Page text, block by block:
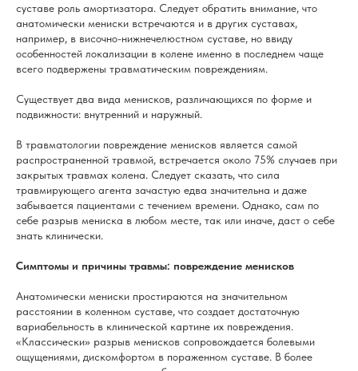
суставе роль амортизатора. Следует обратить внимание, что
анатомически мениски встречаются и в других суставах,
например, в височно-нижнечелюстном суставе, но ввиду
особенностей локализации в колене именно в последнем чаще
всего подвержены травматическим повреждениям.
Существует два вида менисков, различающихся по форме и
подвижности: внутренний и наружный.
В травматологии повреждение менисков является самой
распространенной травмой, встречается около 75% случаев при
закрытых травмах колена. Следует сказать, что сила
травмирующего агента зачастую едва значительна и даже
забывается пациентами с течением времени. Однако, сам по
себе разрыв мениска в любом месте, так или иначе, даст о себе
знать клинически.
Симптомы и причины травмы: повреждение менисков
Анатомически мениски простираются на значительном
расстоянии в коленном суставе, что создает достаточную
вариабельность в клинической картине их повреждения.
«Классически» разрыв менисков сопровождается болевыми
ощущениями, дискомфортом в пораженном суставе. В более